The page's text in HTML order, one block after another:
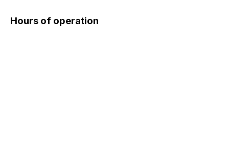
Hours of operation